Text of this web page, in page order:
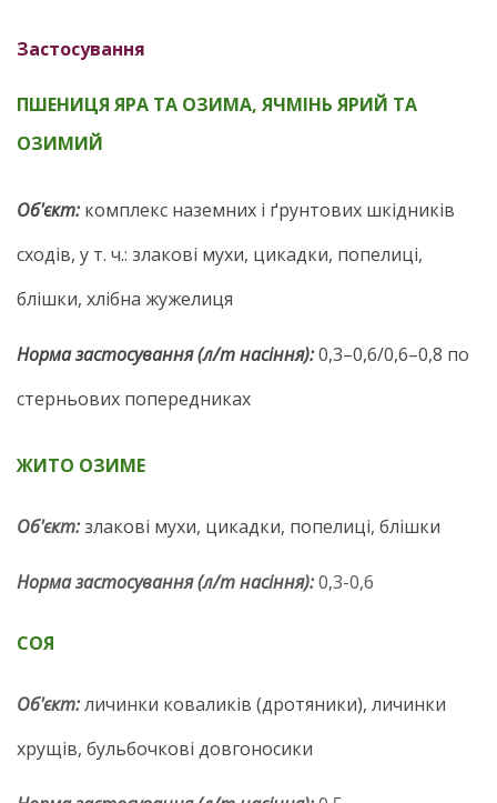
Застосування
ПШЕНИЦЯ ЯРА ТА ОЗИМА, ЯЧМІНЬ ЯРИЙ ТА
ОЗИМИЙ
Об'єкт:комплекс наземних і ґрунтових шкідників
сходів, у т. ч.: злакові мухи, цикадки, попелиці,
блішки, хлібна жужелиця
Норма застосування (л/т насіння):0,3–0,6/0,6–0,8 по
стерньових попередниках
ЖИТО ОЗИМЕ
Об'єкт:злакові мухи, цикадки, попелиці, блішки
Норма застосування (л/т насіння):0,3-0,6
СОЯ
Об'єкт:личинки коваликів (дротяники), личинки
хрущів, бульбочкові довгоносики